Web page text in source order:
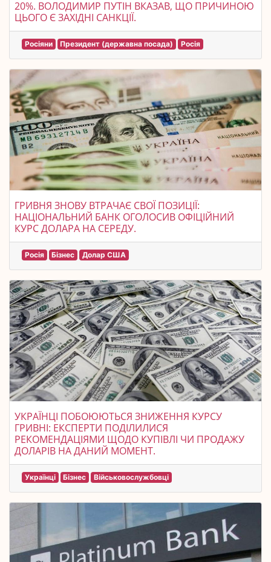
20%. ВОЛОДИМИР ПУТІН ВКАЗАВ, ЩО ПРИЧИНОЮ
ЦЬОГО Є ЗАХІДНІ САНКЦІЇ.
Росіяни Президент (державна посада) Росія
ГРИВНЯ ЗНОВУ ВТРАЧАЄ СВОЇ ПОЗИЦІЇ:
НАЦІОНАЛЬНИЙ БАНК ОГОЛОСИВ ОФІЦІЙНИЙ
КУРС ДОЛАРА НА СЕРЕДУ.
Росія Бізнес Долар США
УКРАЇНЦІ ПОБОЮЮТЬСЯ ЗНИЖЕННЯ КУРСУ
ГРИВНІ: ЕКСПЕРТИ ПОДІЛИЛИСЯ
РЕКОМЕНДАЦІЯМИ ЩОДО КУПІВЛІ ЧИ ПРОДАЖУ
ДОЛАРІВ НА ДАНИЙ МОМЕНТ.
Українці Бізнес Військовослужбовці